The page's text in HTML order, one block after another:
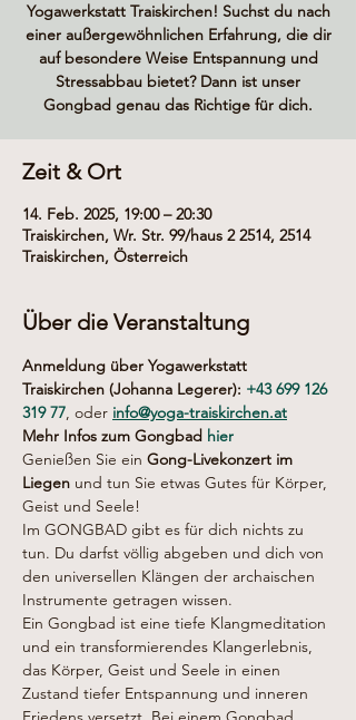
Yogawerkstatt Traiskirchen! Suchst du nach
einer außergewöhnlichen Erfahrung, die dir
auf besondere Weise Entspannung und
Stressabbau bietet? Dann ist unser
Gongbad genau das Richtige für dich.
Zeit & Ort
14. Feb. 2025, 19:00 – 20:30
Traiskirchen, Wr. Str. 99/haus 2 2514, 2514
Traiskirchen, Österreich
Über die Veranstaltung
Anmeldung über Yogawerkstatt
Traiskirchen (Johanna Legerer): +43 699 126
319 77, oder info@yoga-traiskirchen.at
Mehr Infos zum Gongbad hier
Genießen Sie ein Gong-Livekonzert im
Liegen und tun Sie etwas Gutes für Körper,
Geist und Seele!
Im GONGBAD gibt es für dich nichts zu
tun. Du darfst völlig abgeben und dich von
den universellen Klängen der archaischen
Instrumente getragen wissen.
Ein Gongbad ist eine tiefe Klangmeditation
und ein transformierendes Klangerlebnis,
das Körper, Geist und Seele in einen
Zustand tiefer Entspannung und inneren